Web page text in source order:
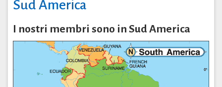
Sud America
I nostri membri sono in Sud America